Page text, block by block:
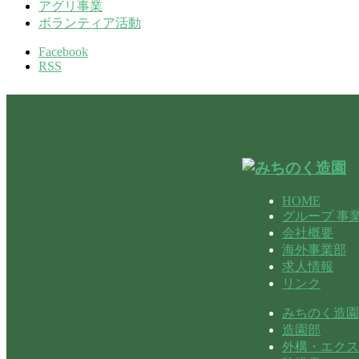
アグリ事業
ボランティア活動
Facebook
RSS
HOME
グループ 事
会社概要
海外事業部
求人情報
リンク
みちのく造園
造園部
外構・エク